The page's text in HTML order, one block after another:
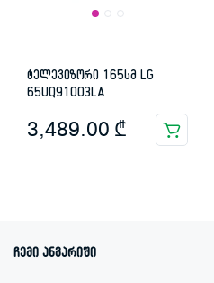
ტელევიზორი 165სმ LG
65UQ91003LA
3,489.00 ₾
ჩემი ანგარიში